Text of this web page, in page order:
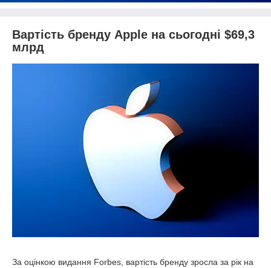
Вартість бренду Apple на сьогодні $69,3
млрд
За оцінкою видання Forbes, вартість бренду зросла за рік на